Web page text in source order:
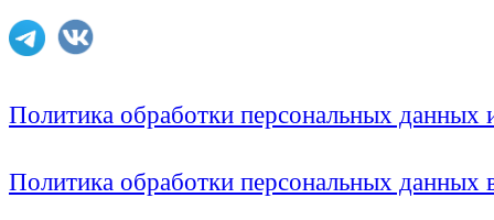
Политика обработки персональных
Политика обработки персональных